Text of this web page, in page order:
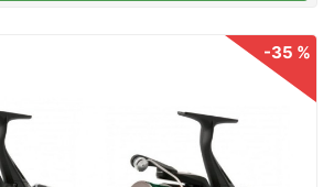
cívka a ergonomická klička.
60 Kapacita 0,45mm / 140m
Hmotnost 490g
-35 %